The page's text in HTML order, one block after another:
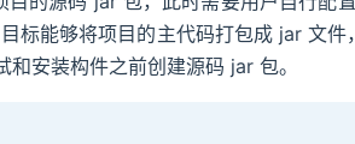
标能够将项目的主代码打包成 jar 文
安装构件之前创建源码 jar 包。